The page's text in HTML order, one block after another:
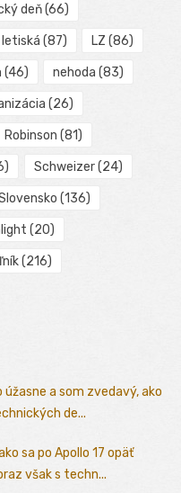
deň(66)
letiská (87) LZ (86)
(46) nehoda (83)
(26)
Robinson (81)
Schweizer(24)
(136)
(20)
(216)
a som zvedavý, ako
de...
sa po Apollo 17 opäť
však s techn...